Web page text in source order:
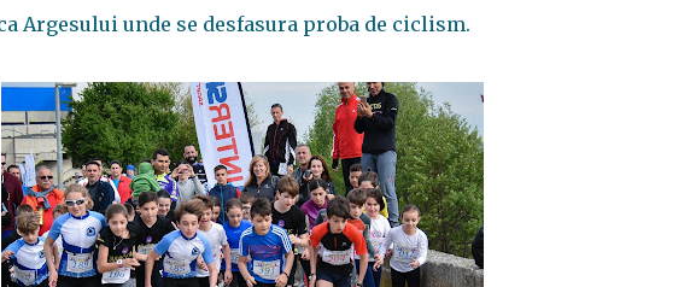
Argesului unde se desfasura proba de ciclism.